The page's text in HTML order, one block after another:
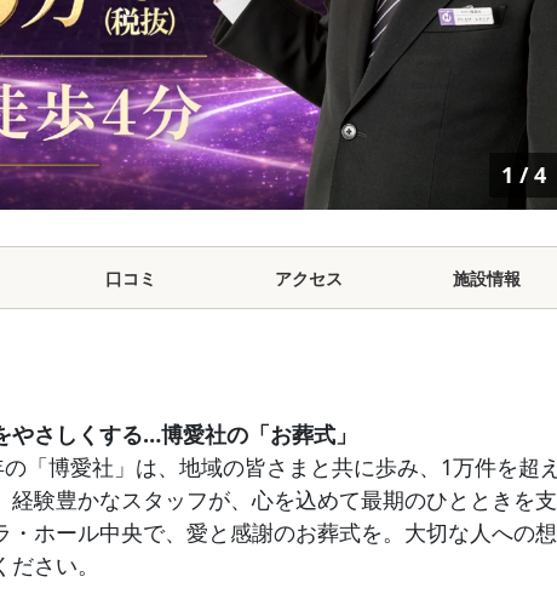
1 /4
口コミ アクセス 施設情報
さしくする…博愛社の「お葬式」
「博愛社」は、地域の皆さまと共に歩み、1万件を超え
経験豊かなスタッフが、心を込めて最期のひとときを支
・ホール中央で、愛と感謝のお葬式を。大切な人への想
さい。